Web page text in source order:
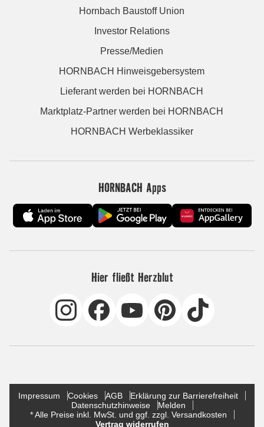
Hornbach Baustoff Union
Investor Relations
Presse/Medien
HORNBACH Hinweisgebersystem
Lieferant werden bei HORNBACH
Marktplatz-Partner werden bei HORNBACH
HORNBACH Werbeklassiker
HORNBACH Apps
Hier fließt Herzblut
Impressum Cookies AGB
Erklärung zur Barrierefreiheit
Datenschutzhinweise
Melden
* Alle Preise inkl. MwSt. und ggf. zzgl. Versandkosten
Vertrag widerrufen